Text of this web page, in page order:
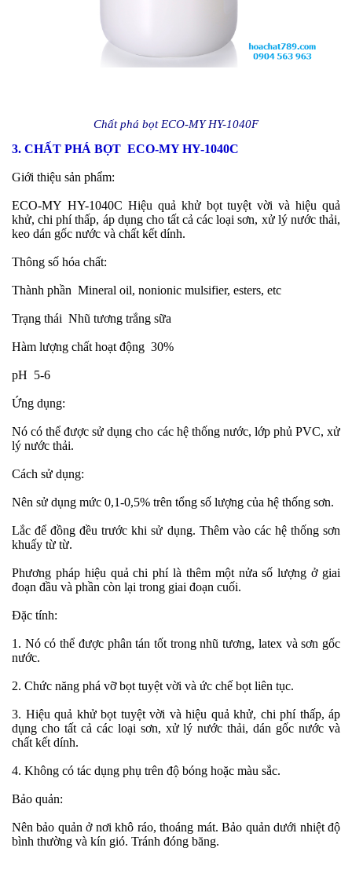
Chất phá bọt ECO-MY HY-1040F
3. CHẤT PHÁ BỌT ECO-MY HY-1040C
Giới thiệu sản phẩm:
ECO-MY HY-1040C Hiệu quả khử bọt tuyệt vời và hiệu quả
khử, chi phí thấp, áp dụng cho tất cả các loại sơn, xử lý nước thải,
keo dán gốc nước và chất kết dính.
Thông số hóa chất:
Thành phần Mineral oil, nonionic mulsifier, esters, etc
Trạng thái Nhũ tương trắng sữa
Hàm lượng chất hoạt động 30%
pH 5-6
Ứng dụng:
Nó có thể được sử dụng cho các hệ thống nước, lớp phủ PVC, xử
lý nước thải.
Cách sử dụng:
Nên sử dụng mức 0,1-0,5% trên tổng số lượng của hệ thống sơn.
Lắc để đồng đều trước khi sử dụng. Thêm vào các hệ thống sơn
khuấy từ từ.
Phương pháp hiệu quả chi phí là thêm một nửa số lượng ở giai
đoạn đầu và phần còn lại trong giai đoạn cuối.
Đặc tính:
1. Nó có thể được phân tán tốt trong nhũ tương, latex và sơn gốc
nước.
2. Chức năng phá vỡ bọt tuyệt vời và ức chế bọt liên tục.
3. Hiệu quả khử bọt tuyệt vời và hiệu quả khử, chi phí thấp, áp
dụng cho tất cả cácloại sơn, xử lý nước thải, dán gốc nước và
chất kết dính.
4. Không có tác dụng phụ trên độ bóng hoặc màu sắc.
Bảo quản:
Nên bảo quản ở nơi khô ráo, thoáng mát. Bảo quản dưới nhiệt độ
bình thường và kín gió. Tránh đóng băng.